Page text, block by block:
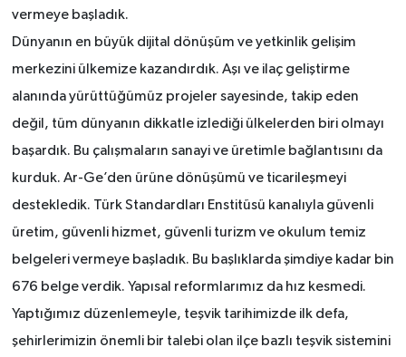
vermeye başladık.
Dünyanın en büyük dijital dönüşüm ve yetkinlik gelişim
merkezini ülkemize kazandırdık. Aşı ve ilaç geliştirme
alanında yürüttüğümüz projeler sayesinde, takip eden
değil, tüm dünyanın dikkatle izlediği ülkelerden biri olmayı
başardık. Bu çalışmaların sanayi ve üretimle bağlantısını da
kurduk. Ar-Ge’den ürüne dönüşümü ve ticarileşmeyi
destekledik. Türk Standardları Enstitüsü kanalıyla güvenli
üretim, güvenli hizmet, güvenli turizm ve okulum temiz
belgeleri vermeye başladık. Bu başlıklarda şimdiye kadar bin
676 belge verdik. Yapısal reformlarımız da hız kesmedi.
Yaptığımız düzenlemeyle, teşvik tarihimizde ilk defa,
şehirlerimizin önemli bir talebi olan ilçe bazlı teşvik sistemini